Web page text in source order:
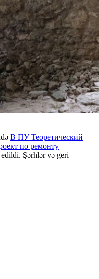
В ПУ Теоретический
по ремонту
Şərhlər və geri